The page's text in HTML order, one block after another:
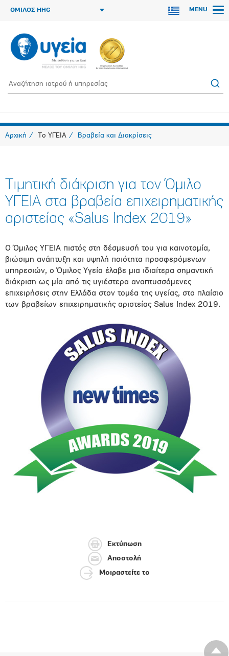
ΟΜΙΛΟΣ HHG MENU
Αρχική Το ΥΓΕΙΑ Βραβεία και Διακρίσεις
Τιμητική διάκριση για τον Όμιλο
ΥΓΕΙΑ στα βραβεία επιχειρηματικής
αριστείας «Salus Index 2019»
Ο Όμιλος ΥΓΕΙΑ πιστός στη δέσμευσή του για καινοτομία,
βιώσιμη ανάπτυξη και υψηλή ποιότητα προσφερόμενων
υπηρεσιών, ο Όμιλος Υγεία έλαβε μια ιδιαίτερα σημαντική
διάκριση ως μία από τις υγιέστερα αναπτυσσόμενες
επιχειρήσεις στην Ελλάδα στον τομέα της υγείας, στο πλαίσιο
των βραβείων επιχειρηματικής αριστείας Salus Index 2019.
Εκτύπωση
Αποστολή
Μοιραστείτε το